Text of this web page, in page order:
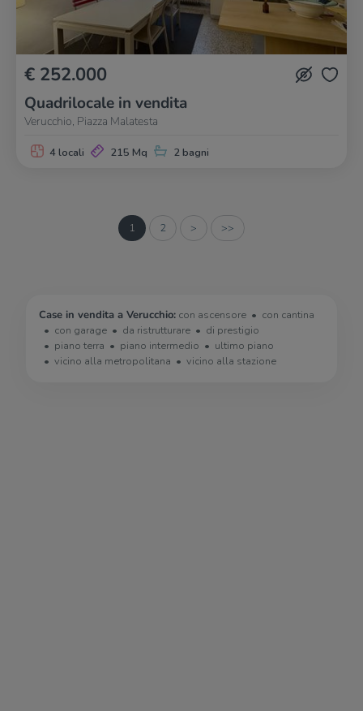
€ 252.000
Quadrilocale in vendita
Verucchio, Piazza Malatesta
4 locali 215 Mq 2 bagni
1 2 > >>
Case in vendita a Verucchio: con ascensore
con cantina
con garage
da ristrutturare
di prestigio
piano terra
piano intermedio
ultimo piano
vicino alla metropolitana
vicino alla stazione